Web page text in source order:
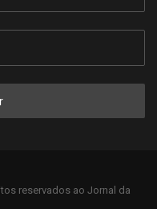
reservados ao Jornal da